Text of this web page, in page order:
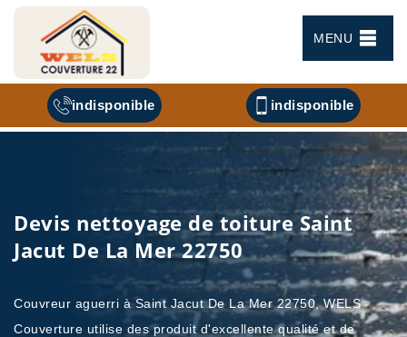
MENU
indisponible indisponible
Devis nettoyage de toiture Saint
Jacut De La Mer 22750
Couvreur aguerri à Saint Jacut De La Mer 22750, WELS
Couverture utilise des produit d'excellente qualité et de